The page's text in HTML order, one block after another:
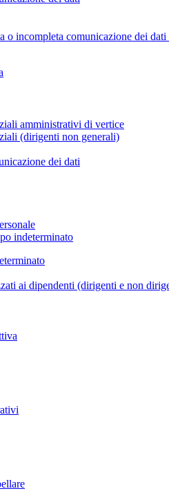
o incompleta comunicazione dei
amministrativi di vertice
(dirigenti non generali)
dei dati
indeterminato
ai dipendenti (dirigenti e non